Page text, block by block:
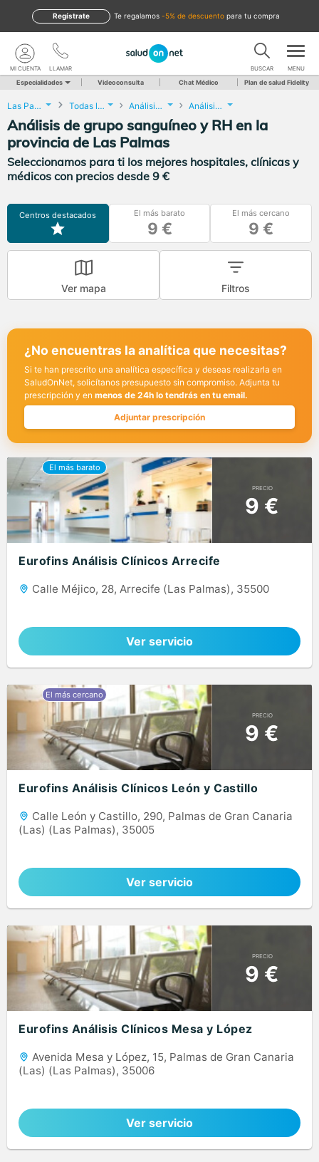
te regalamos -5% de descuento para tu compra
Regístrate
LLAMAR
MI CUENTA BUSCAR MENU
Especialidades Videoconsulta Chat Médico Plan de salud Fidelity
Las Palmas Todas las localidades Análisis Clínicos Análisis de grupo sanguíneo y RH
Análisis de grupo sanguíneo y RH en la
provincia de Las Palmas
Seleccionamos para ti los mejores hospitales, clínicas y
médicos con precios desde 9 €
Centros destacados El más barato
9 €
El más cercano
9 €
Ver mapa Filtros
¿No encuentras la analítica que necesitas?
Si te han prescrito una analítica específica y deseas realizarla en
SaludOnNet, solicítanos presupuesto sin compromiso. Adjunta tu
prescripción y en menos de 24h lo tendrás en tu email.
Adjuntar prescripción
PRECIO
9 €
Eurofins Análisis Clínicos Arrecife
Calle Méjico, 28, Arrecife (Las Palmas), 35500
Ver servicio
PRECIO
9 €
Eurofins Análisis Clínicos León y Castillo
Calle León y Castillo, 290, Palmas de Gran Canaria
(Las) (Las Palmas), 35005
Ver servicio
PRECIO
9 €
Eurofins Análisis Clínicos Mesa y López
Avenida Mesa y López, 15, Palmas de Gran Canaria
(Las) (Las Palmas), 35006
Ver servicio